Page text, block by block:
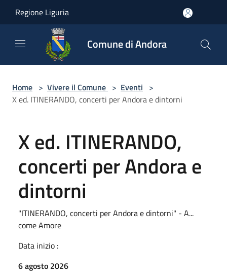
Regione Liguria
Comune di Andora
Home > Vivere il Comune > Eventi >
X ed. ITINERANDO, concerti per Andora e dintorni
X ed. ITINERANDO,
concerti per Andora e
dintorni
"ITINERANDO, concerti per Andora e dintorni" - A...
come Amore
Data inizio :
6 agosto 2026